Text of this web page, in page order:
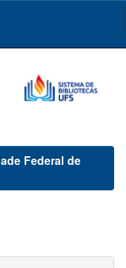
Federal de